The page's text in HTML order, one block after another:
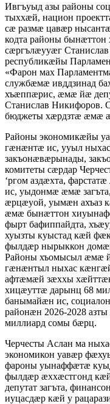
Ивгъуыд азы районы
тыххæй, национ
сæ размæ цавæр
кодта районы
сæргълæууæг
республикæйы
«Фарон мах
службæмæ ивддзинад
хъæппæрис, æмæ йæ
Станислав Никифоров.
бюджеты хæрдзтæ æмæ
Районы экономикæйы
гæнæнтæ ис, ууыл
закъонæвæрынады,
комитеты сæрдар
‘ргом аздæхта,
ис, уыдонмæ æмæ
æрцæуой, уымæн ахъаз
æмæ бынæттон
фырт бафиппайдта,
хуызты куыстад кæй
фылдæр нырыккон
Районы хъомысыл æмæ
гæнæнтыл ныхас
афтæмæй зæххы
хицæуттæ дарынц 68
банымайæн ис,
районæн 2026-2028
миллиард сомы бæрц.
Черчесты Аслан ма
экономикон уавæр
фароны уынаффæтæ
фылдæр æххæстгонд
депутат загъта,
иуцасдæр кæй у